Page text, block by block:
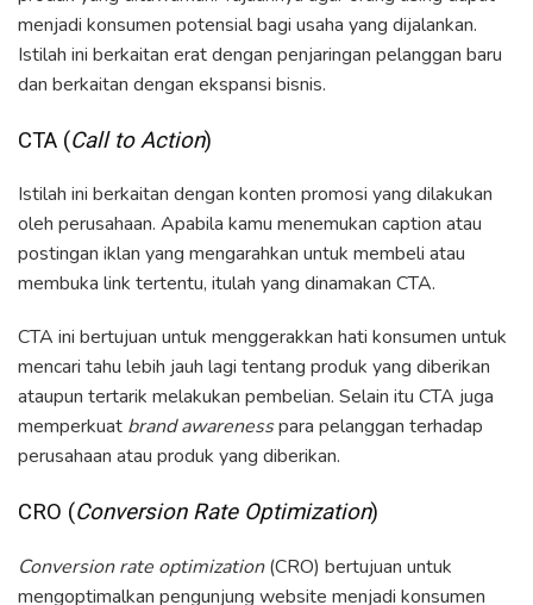
menjadi konsumen potensial bagi usaha yang dijalankan.
Istilah ini berkaitan erat dengan penjaringan pelanggan baru
dan berkaitan dengan ekspansi bisnis.
CTA (Call to Action)
Istilah ini berkaitan dengan konten promosi yang dilakukan
oleh perusahaan. Apabila kamu menemukan caption atau
postingan iklan yang mengarahkan untuk membeli atau
membuka link tertentu, itulah yang dinamakan CTA.
CTA ini bertujuan untuk menggerakkan hati konsumen untuk
mencari tahu lebih jauh lagi tentang produk yang diberikan
ataupun tertarik melakukan pembelian. Selain itu CTA juga
memperkuat brand awarenesspara pelanggan terhadap
perusahaan atau produk yang diberikan.
CRO (Conversion Rate Optimization)
Conversion rate optimization(CRO) bertujuan untuk
mengoptimalkan pengunjung website menjadi konsumen